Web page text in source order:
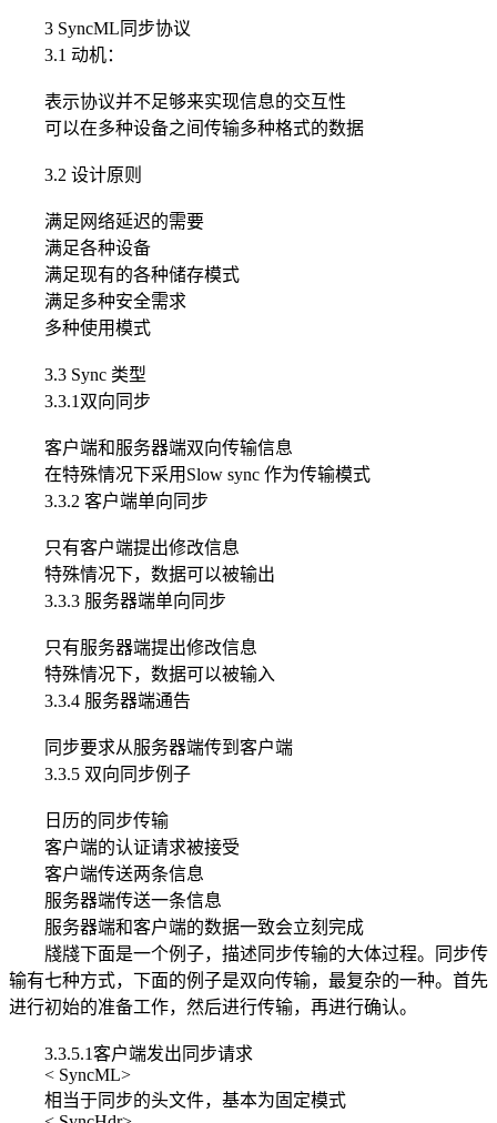
3 SyncML同步协议
3.1 动机：
表示协议并不足够来实现信息的交互性
可以在多种设备之间传输多种格式的数据
3.2 设计原则
满足网络延迟的需要
满足各种设备
满足现有的各种储存模式
满足多种安全需求
多种使用模式
3.3 Sync 类型
3.3.1双向同步
客户端和服务器端双向传输信息
在特殊情况下采用Slow sync 作为传输模式
3.3.2 客户端单向同步
只有客户端提出修改信息
特殊情况下，数据可以被输出
3.3.3 服务器端单向同步
只有服务器端提出修改信息
特殊情况下，数据可以被输入
3.3.4 服务器端通告
同步要求从服务器端传到客户端
3.3.5 双向同步例子
日历的同步传输
客户端的认证请求被接受
客户端传送两条信息
服务器端传送一条信息
服务器端和客户端的数据一致会立刻完成
牋牋下面是一个例子，描述同步传输的大体过程。同步传
输有七种方式，下面的例子是双向传输，最复杂的一种。首先
进行初始的准备工作，然后进行传输，再进行确认。
3.3.5.1客户端发出同步请求
< SyncML>
相当于同步的头文件，基本为固定模式